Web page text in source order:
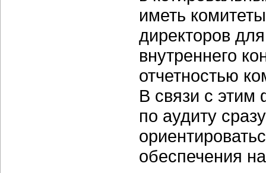
иметь
директоров
внутреннего
отчетностью
В связи с этим
по аудиту
обеспечения